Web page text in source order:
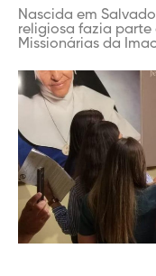
Nascida em
religiosa fazia parte
Missionárias da